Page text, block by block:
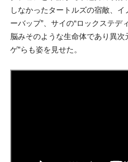
しなかったタートルズの宿敵、
ーバップ”、サイの“ロックステデ
脳みそのような生命体であり異次
ゲ”らも姿を見せた。